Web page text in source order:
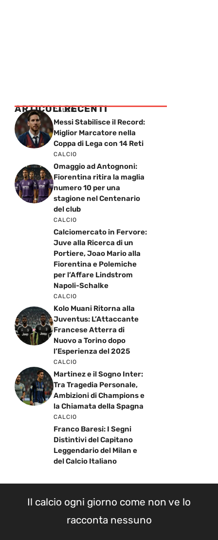
ARTICOLI RECENTI
CALCIO
Messi Stabilisce il Record:
Miglior Marcatore nella
Coppa di Lega con 14 Reti
CALCIO
Omaggio ad Antognoni:
Fiorentina ritira la maglia
numero 10 per una
stagione nel Centenario
del club
CALCIO
Calciomercato in Fervore:
Juve alla Ricerca di un
Portiere, Joao Mario alla
Fiorentina e Polemiche
per l’Affare Lindstrom
Napoli-Schalke
CALCIO
Kolo Muani Ritorna alla
Juventus: L’Attaccante
Francese Atterra di
Nuovo a Torino dopo
l’Esperienza del 2025
CALCIO
Martinez e il Sogno Inter:
Tra Tragedia Personale,
Ambizioni di Champions e
la Chiamata della Spagna
CALCIO
Franco Baresi: I Segni
Distintivi del Capitano
Leggendario del Milan e
del Calcio Italiano
Il calcio ogni giorno come non ve lo
racconta nessuno